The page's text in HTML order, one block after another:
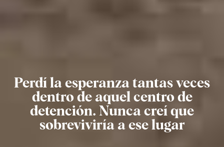
Perdí la esperanza tantas veces
dentro de aquel centro de
detención. Nunca creí que
sobreviviría a ese lugar